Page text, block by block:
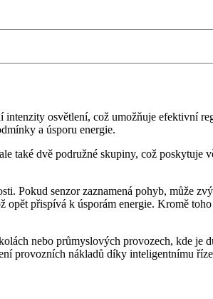
osvětlení, což umožňuje efektivní
a úsporu energie.
dvě podružné skupiny, což poskytuje
senzor zaznamená pohyb, může
přispívá k úsporám energie. Kromě
nebo průmyslových provozech, kde je
provozních nákladů díky inteligentnímu